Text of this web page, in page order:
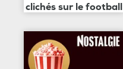
clichés sur le football